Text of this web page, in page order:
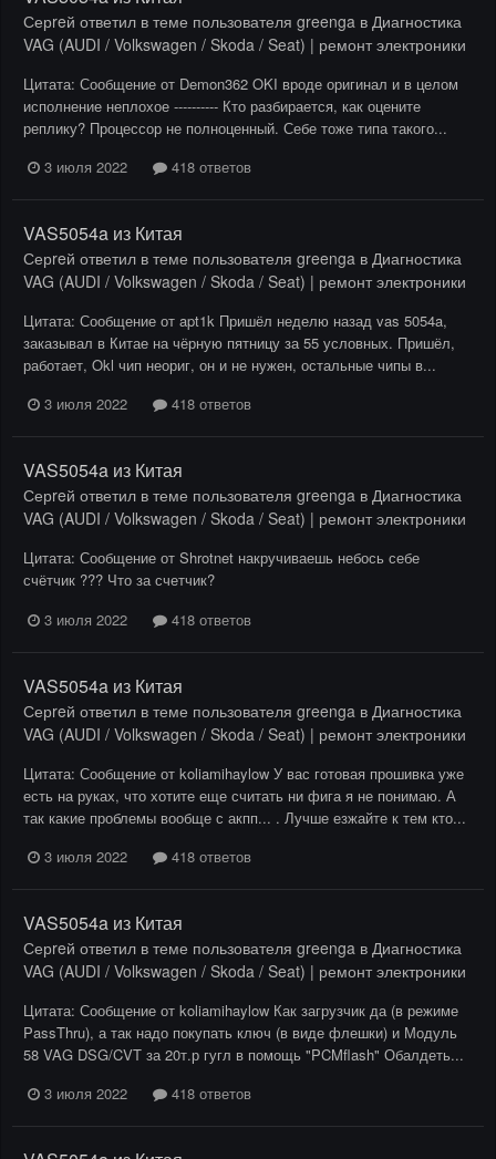
Серreй ответил в теме пользователя greenga в Диагностика
VAG (AUDI / Volkswagen / Skoda / Seat) | ремонт электроники
Цитата: Сообщение от Demon362 OKI вроде оригинал и в целом
исполнение неплохое ---------- Кто разбирается, как оцените
реплику? Процессор не полноценный. Себе тоже типа такого...
3 июля 2022
418 ответов
VAS5054a из Китая
Серreй ответил в теме пользователя greenga в Диагностика
VAG (AUDI / Volkswagen / Skoda / Seat) | ремонт электроники
Цитата: Сообщение от apt1k Пришёл неделю назад vas 5054a,
заказывал в Китае на чёрную пятницу за 55 условных. Пришёл,
работает, Okl чип неориг, он и не нужен, остальные чипы в...
3 июля 2022
418 ответов
VAS5054a из Китая
Серreй ответил в теме пользователя greenga в Диагностика
VAG (AUDI / Volkswagen / Skoda / Seat) | ремонт электроники
Цитата: Сообщение от Shrotnet накручиваешь небось себе
счётчик ??? Что за счетчик?
3 июля 2022
418 ответов
VAS5054a из Китая
Серreй ответил в теме пользователя greenga в Диагностика
VAG (AUDI / Volkswagen / Skoda / Seat) | ремонт электроники
Цитата: Сообщение от koliamihaylow У вас готовая прошивка уже
есть на руках, что хотите еще считать ни фига я не понимаю. А
так какие проблемы вообще с акпп... . Лучше езжайте к тем кто...
3 июля 2022
418 ответов
VAS5054a из Китая
Серreй ответил в теме пользователя greenga в Диагностика
VAG (AUDI / Volkswagen / Skoda / Seat) | ремонт электроники
Цитата: Сообщение от koliamihaylow Как загрузчик да (в режиме
PassThru), а так надо покупать ключ (в виде флешки) и Модуль
58 VAG DSG/CVT за 20т.р гугл в помощь "PCMflash" Обалдеть...
3 июля 2022
418 ответов